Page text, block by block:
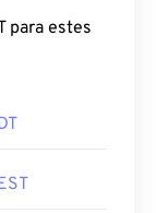
para estes